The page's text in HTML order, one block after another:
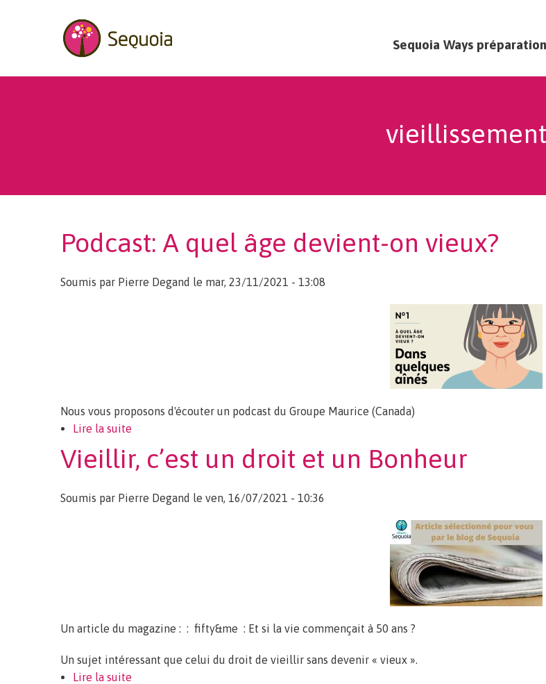
Landing page - principal
Sequoia Ways
vieillissement
Podcast: A quel âge devient-on vieux?
Soumis par Pierre Degand le mar, 23/11/2021 - 13:08
Nous vous proposons d'écouter un podcast du Groupe Maurice (Canada)
Lire la suite
Vieillir, c’est un droit et un Bonheur
Soumis par Pierre Degand le ven, 16/07/2021 - 10:36
Un article du magazine : : fifty&me : Et si la vie commençait à 50 ans ?
Un sujet intéressant que celui du droit de vieillir sans devenir « vieux ».
Lire la suite